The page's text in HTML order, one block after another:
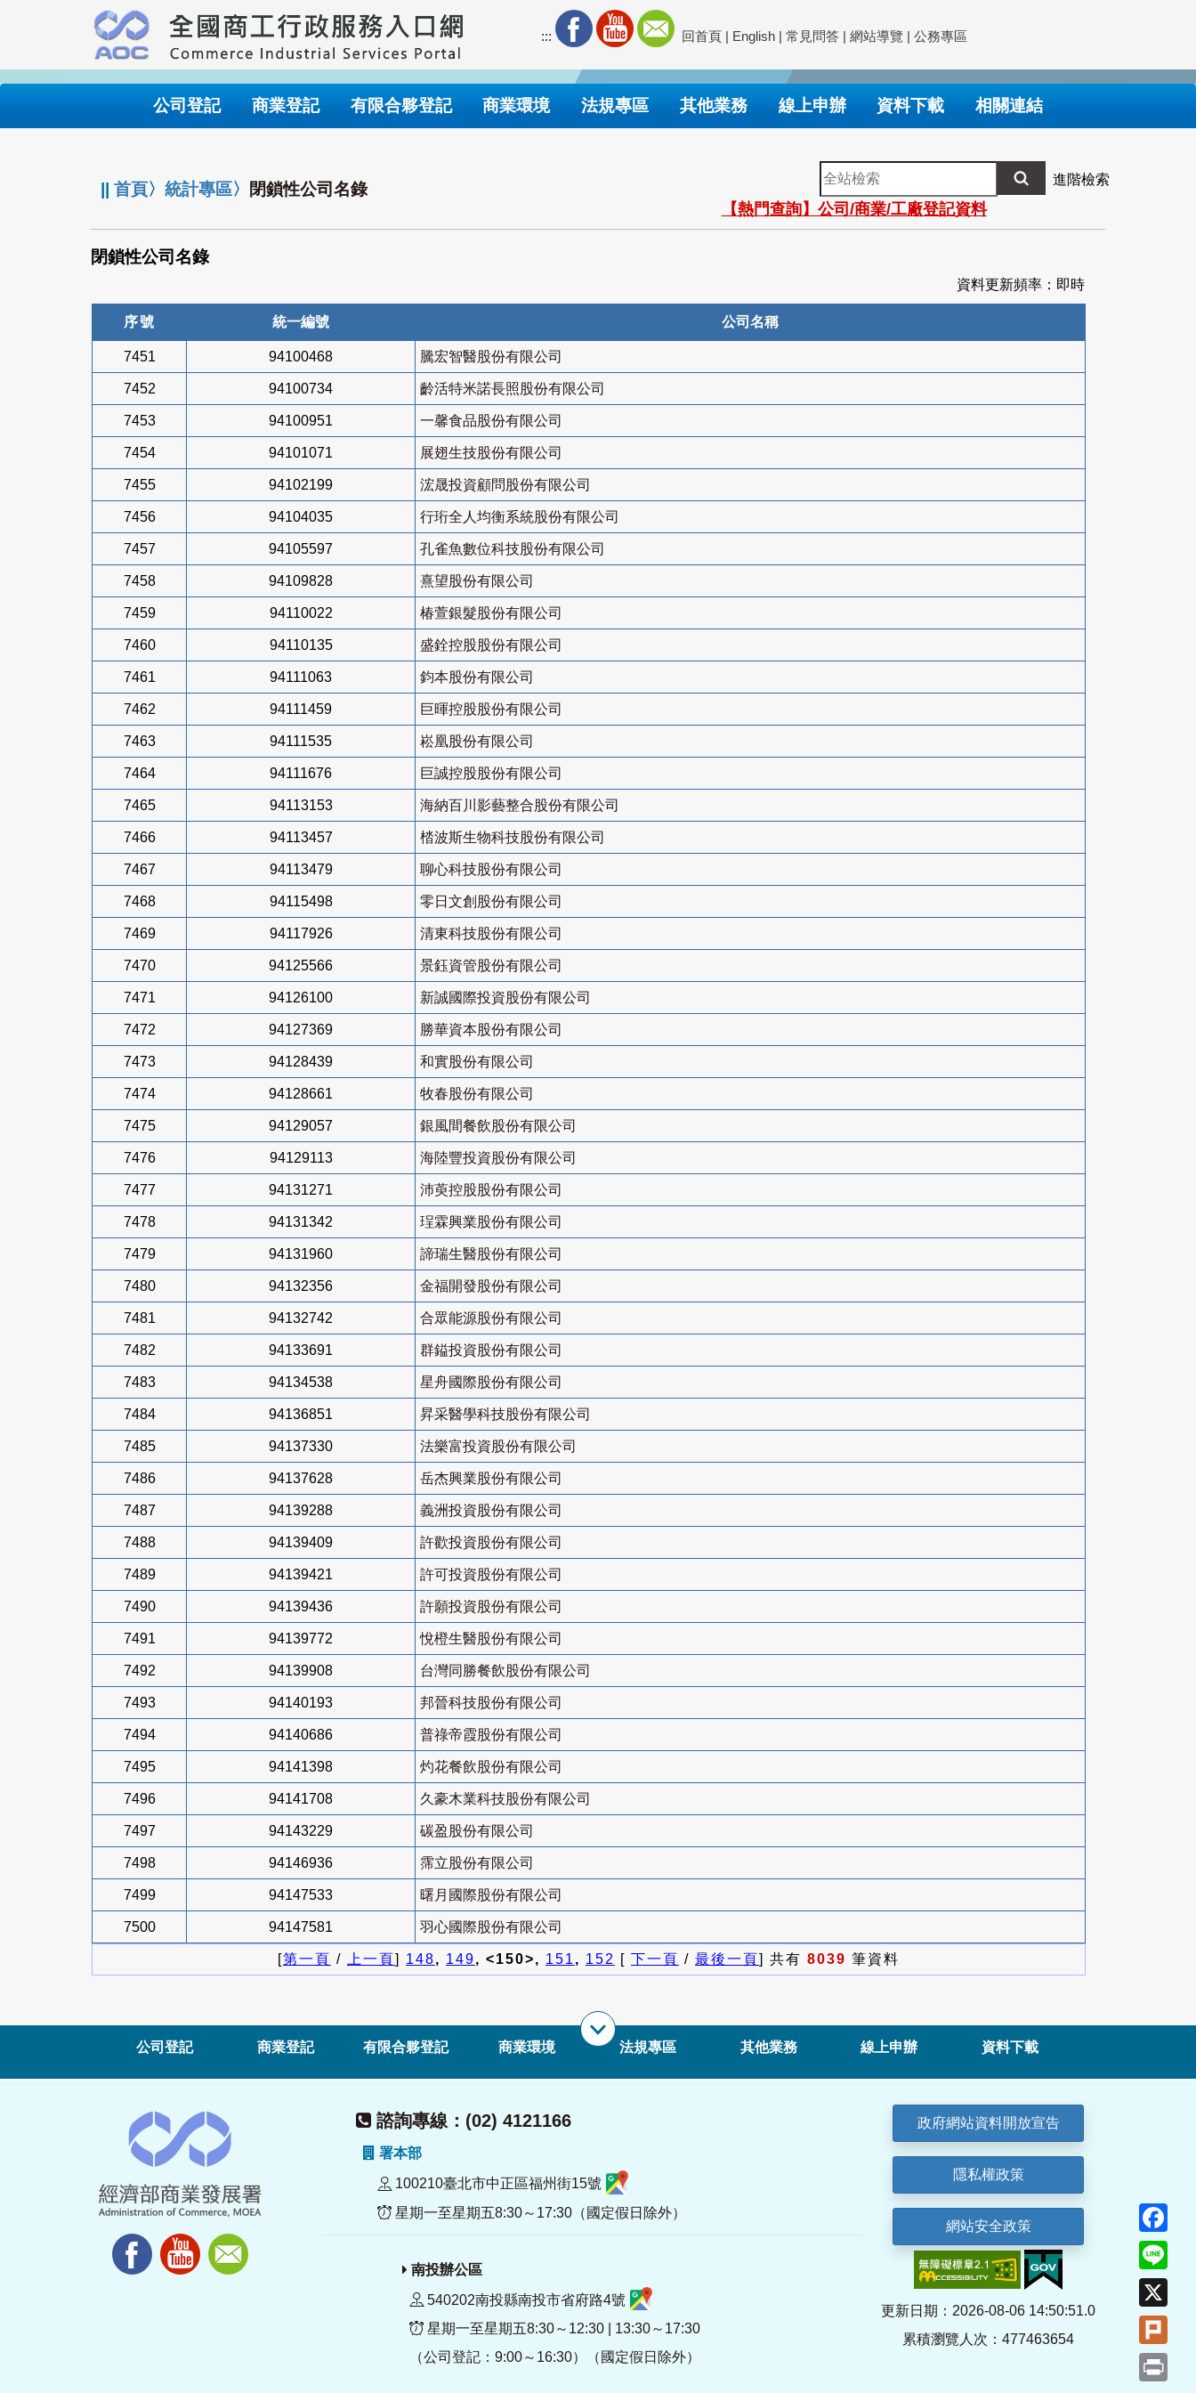
要
內
::: 回首頁 | English | 常見問答 | 網站導覽 | 公務專區
公司登記 商業登記 有限合夥登記 商業環境 法規專區 其他業務 線上申辦 資料下載 相關連結
||首頁〉統計專區〉 閉鎖性公司名錄
全
站
檢
索
進階檢索
【熱門查詢】公司/商業/工廠登記資料
閉鎖性公司名錄
資料更新頻率：即時
序號 統一編號 公司名稱
7451 94100468 騰宏智醫股份有限公司
7452 94100734 齡活特米諾長照股份有限公司
7453 94100951 一馨食品股份有限公司
7454 94101071 展翅生技股份有限公司
7455 94102199 浤晟投資顧問股份有限公司
7456 94104035 行珩全人均衡系統股份有限公司
7457 94105597 孔雀魚數位科技股份有限公司
7458 94109828 熹望股份有限公司
7459 94110022 椿萱銀髮股份有限公司
7460 94110135 盛銓控股股份有限公司
7461 94111063 鈞本股份有限公司
7462 94111459 巨暉控股股份有限公司
7463 94111535 崧凰股份有限公司
7464 94111676 巨誠控股股份有限公司
7465 94113153 海納百川影藝整合股份有限公司
7466 94113457 㭼波斯生物科技股份有限公司
7467 94113479 聊心科技股份有限公司
7468 94115498 零日文創股份有限公司
7469 94117926 清東科技股份有限公司
7470 94125566 景鈺資管股份有限公司
7471 94126100 新誠國際投資股份有限公司
7472 94127369 勝華資本股份有限公司
7473 94128439 和實股份有限公司
7474 94128661 牧春股份有限公司
7475 94129057 銀風間餐飲股份有限公司
7476 94129113 海陸豐投資股份有限公司
7477 94131271 沛萸控股股份有限公司
7478 94131342 珵霖興業股份有限公司
7479 94131960 諦瑞生醫股份有限公司
7480 94132356 金福開發股份有限公司
7481 94132742 合眾能源股份有限公司
7482 94133691 群鎰投資股份有限公司
7483 94134538 星舟國際股份有限公司
7484 94136851 昇采醫學科技股份有限公司
7485 94137330 法樂富投資股份有限公司
7486 94137628 岳杰興業股份有限公司
7487 94139288 義洲投資股份有限公司
7488 94139409 許歡投資股份有限公司
7489 94139421 許可投資股份有限公司
7490 94139436 許願投資股份有限公司
7491 94139772 悅橙生醫股份有限公司
7492 94139908 台灣同勝餐飲股份有限公司
7493 94140193 邦晉科技股份有限公司
7494 94140686 普祿帝霞股份有限公司
7495 94141398 灼花餐飲股份有限公司
7496 94141708 久豪木業科技股份有限公司
7497 94143229 碳盈股份有限公司
7498 94146936 霈立股份有限公司
7499 94147533 曙月國際股份有限公司
7500 94147581 羽心國際股份有限公司
[第一頁 / 上一頁] 148, 149, <150>, 151, 152 [ 下一頁 / 最後一頁] 共有 8039 筆資料
公司登記 商業登記 有限合夥登記 商業環境 法規專區 其他業務 線上申辦 資料下載
諮詢專線：(02) 4121166
署本部
100210臺北市中正區福州街15號
星期一至星期五8:30～17:30（國定假日除外）
南投辦公區
540202南投縣南投市省府路4號
星期一至星期五8:30～12:30 | 13:30～17:30
（公司登記：9:00～16:30）（國定假日除外）
政府網站資料開放宣告
隱私權政策
網站安全政策
更新日期：2026-08-06 14:50:51.0
累積瀏覽人次：477463654